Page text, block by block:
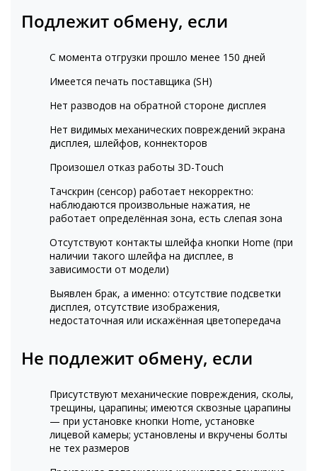
Подлежит обмену, если
C момента отгрузки прошло менее 150 дней
Имеется печать поставщика (SH)
Нет разводов на обратной стороне дисплея
Нет видимых механических повреждений экрана
дисплея, шлейфов, коннекторов
Произошел отказ работы 3D-Touch
Тачскрин (сенсор) работает некорректно:
наблюдаются произвольные нажатия, не
работает определённая зона, есть слепая зона
Отсутствуют контакты шлейфа кнопки Home (при
наличии такого шлейфа на дисплее, в
зависимости от модели)
Выявлен брак, а именно: отсутствие подсветки
дисплея, отсутствие изображения,
недостаточная или искажённая цветопередача
Не подлежит обмену, если
Присутствуют механические повреждения, сколы,
трещины, царапины; имеются сквозные царапины
— при установке кнопки Home, установке
лицевой камеры; установлены и вкручены болты
не тех размеров